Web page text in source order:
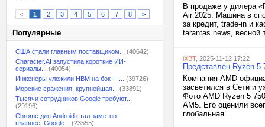
< 1 2 3 4 5 6 7 8 >
Популярные
США стали главным поставщиком...
(40642)
Character.AI запустила короткие ИИ-
сериалы...
(40054)
Инженеры уложили HBM на бок —...
(39726)
Морские сражения, крупнейшая...
(33891)
Тысячи сотрудников Google требуют...
(29196)
Chrome для Android стал заметно
плавнее: Google...
(23555)
В продаже у дилера
Air 2025. Машина в
за кредит, trade-in и
tarantas.news,
iXBT, 2025-11-12 17:22
Представлен Ryzen
Компания AMD
засветился в Сети и
Фото AMD Ryzen 5
AM5. Его оценили
глобальная...